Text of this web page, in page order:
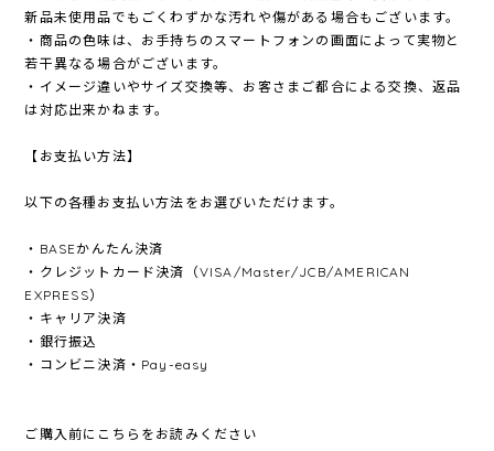
新品未使用品でもごくわずかな汚れや傷がある場合もございます。
・商品の色味は、お手持ちのスマートフォンの画面によって実物と
若干異なる場合がございます。
・イメージ違いやサイズ交換等、お客さまご都合による交換、返品
は対応出来かねます。
【お支払い方法】
以下の各種お支払い方法をお選びいただけます。
・BASEかんたん決済
・クレジットカード決済（VISA/Master/JCB/AMERICAN
EXPRESS）
・キャリア決済
・銀行振込
・コンビニ決済・Pay-easy
ご購入前にこちらをお読みください